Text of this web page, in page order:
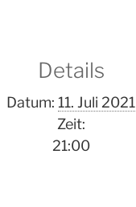
Details
Datum: 11. Juli 2021
Zeit:
21:00